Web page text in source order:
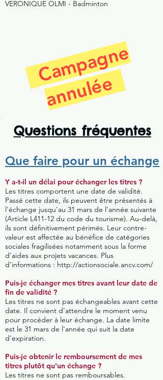
VERONIQUE OLMI - Badminton
C
a
m
p
a
g
n
e
a
n
n
u
l
é
e
Questions fréquentes
Que faire pour un échange
Y a-t-il un délai pour échanger les titres ?
Les titres comportent une date de validité.
Passé cette date, ils peuvent être présentés à
l'échange jusqu'au 31 mars de l'année suivante
(Article L411-12 du code du tourisme). Au-delà,
ils sont définitivement périmés. Leur contre-
valeur est affectée au bénéfice de catégories
sociales fragilisées notamment sous la forme
d'aides aux projets vacances. Plus
d'informations : http://actionsociale.ancv.com/
Puis-je échanger mes titres avant leur date de
fin de validité ?
Les titres ne sont pas échangeables avant cette
date. Il convient d'attendre le moment venu
pour procéder à leur échange. La date limite
est le 31 mars de l'année qui suit la date
d'expiration.
Puis-je obtenir le remboursement de mes
titres plutôt qu'un échange ?
Les titres ne sont pas remboursables.